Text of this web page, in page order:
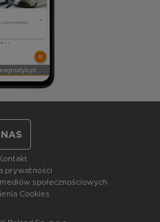
prywatności
społecznościowych
Cookies